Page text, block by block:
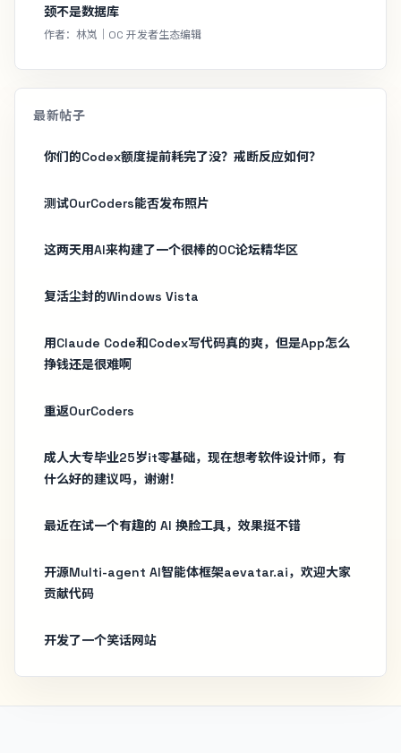
颈不是数据库
作者：林岚｜OC 开发者生态编辑
最新帖子
你们的Codex额度提前耗完了没？戒断反应如何？
测试OurCoders能否发布照片
这两天用AI来构建了一个很棒的OC论坛精华区
复活尘封的Windows Vista
用Claude Code和Codex写代码真的爽，但是App怎么
挣钱还是很难啊
重返OurCoders
成人大专毕业25岁it零基础，现在想考软件设计师，有
什么好的建议吗，谢谢！
最近在试一个有趣的 AI 换脸工具，效果挺不错
开源Multi-agent AI智能体框架aevatar.ai，欢迎大家
贡献代码
开发了一个笑话网站